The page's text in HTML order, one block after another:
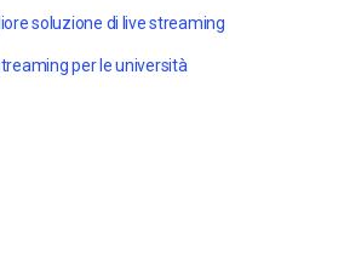
soluzione di live streaming
per le università